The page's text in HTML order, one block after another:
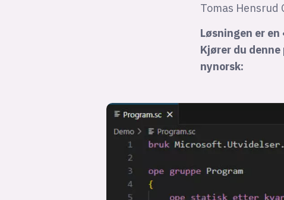
Tomas Hensrud
Løsningen er en
Kjører du
nynorsk: